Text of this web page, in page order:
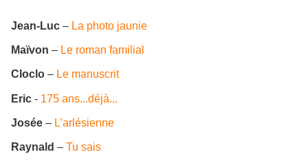
Jean-Luc – La photo jaunie
Maïvon – Le roman familial
Cloclo – Le manuscrit
Eric - 175 ans...déjà...
Josée – L’arlésienne
Raynald – Tu sais